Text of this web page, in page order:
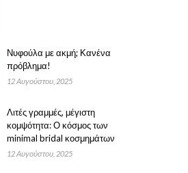
Νυφούλα με ακμή; Κανένα
πρόβλημα!
12 Αυγούστου, 2025
Λιτές γραμμές, μέγιστη
κομψότητα: Ο κόσμος των
minimal bridal κοσμημάτων
12 Αυγούστου, 2025